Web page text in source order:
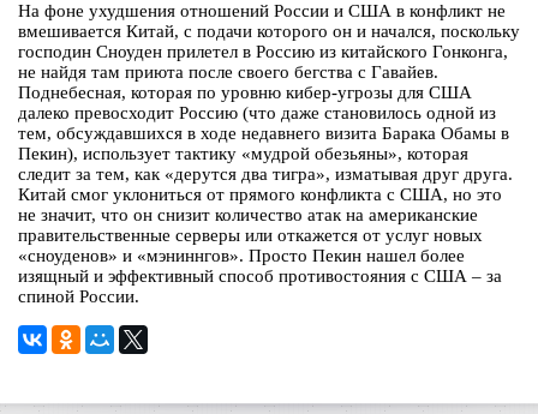
На фоне ухудшения отношений России и США в конфликт не
вмешивается Китай, с подачи которого он и начался, поскольку
господин Сноуден прилетел в Россию из китайского Гонконга,
не найдя там приюта после своего бегства с Гавайев.
Поднебесная, которая по уровню кибер-угрозы для США
далеко превосходит Россию (что даже становилось одной из
тем, обсуждавшихся в ходе недавнего визита Барака Обамы в
Пекин), использует тактику «мудрой обезьяны», которая
следит за тем, как «дерутся два тигра», изматывая друг друга.
Китай смог уклониться от прямого конфликта с США, но это
не значит, что он снизит количество атак на американские
правительственные серверы или откажется от услуг новых
«сноуденов» и «мэниннгов». Просто Пекин нашел более
изящный и эффективный способ противостояния с США – за
спиной России.